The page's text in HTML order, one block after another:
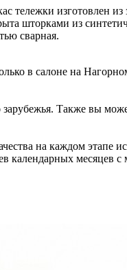
тележки изготовлен
шторками из
сварная.
в салоне на
Также вы
на каждом этапе
календарных месяцев